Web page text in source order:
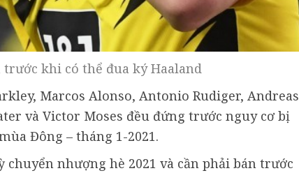
trước khi có thể đua ký Haaland
Marcos Alonso, Antonio Rudiger, Andreas
và Victor Moses đều đứng trước nguy cơ bị
Đông – tháng 1-2021.
chuyển nhượng hè 2021 và cần phải bán trước